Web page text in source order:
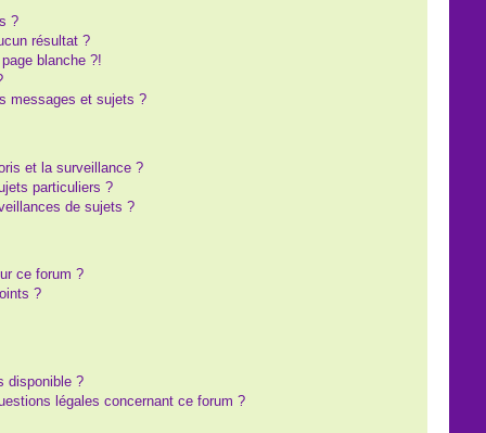
?
résultat ?
blanche ?!
messages et sujets ?
et la surveillance ?
particuliers ?
de sujets ?
ce forum ?
?
disponible ?
légales concernant ce forum ?